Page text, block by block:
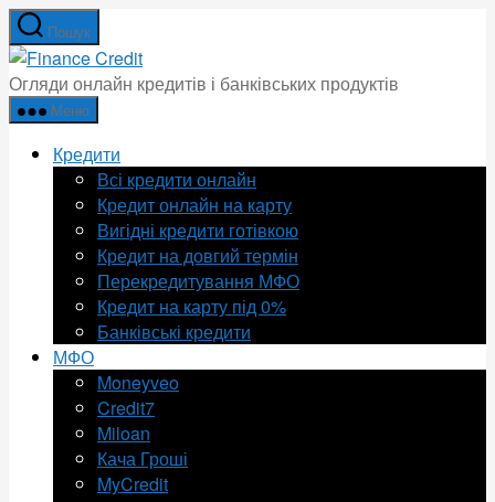
Перейти
до
вмісту
Пошук
Finance
Credit
Огляди онлайн кредитів і банківських продуктів
Меню
Кредити
Всі кредити онлайн
Кредит онлайн на карту
Вигідні кредити готівкою
Кредит на довгий термін
Перекредитування МФО
Кредит на карту під 0%
Банківські кредити
МФО
Moneyveo
Credit7
Miloan
Кача Гроші
MyCredit